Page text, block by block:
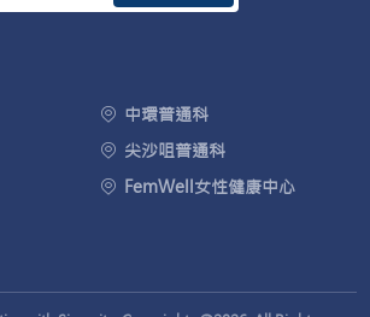
中環普通科
尖沙咀普通科
FemWell女性健康中心